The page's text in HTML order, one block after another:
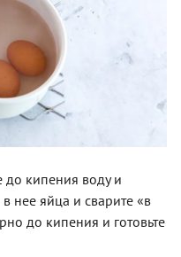
кипения воду и
нее яйца и сварите «в
до кипения и готовьте